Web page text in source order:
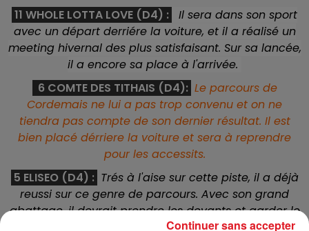
11 WHOLE LOTTA LOVE (D4) :
Il sera dans son sport
avec un départ derriére la voiture, et il a réalisé un
meeting hivernal des plus satisfaisant. Sur sa lancée,
il a encore sa place à l'arrivée.
6 COMTE DES TITHAIS (D4): Le parcours de
Cordemais ne lui a pas trop convenu et on ne
tiendra pas compte de son dernier résultat. Il est
bien placé dérriere la voiture et sera à reprendre
pour les accessits.
5 ELISEO (D4) : Trés à l'aise sur cette piste, il a déjà
reussi sur ce genre de parcours. Avec son grand
abattage, il devrait prendre les devants et garder le
meilleur classement au poteau.
Continuer sans accepter